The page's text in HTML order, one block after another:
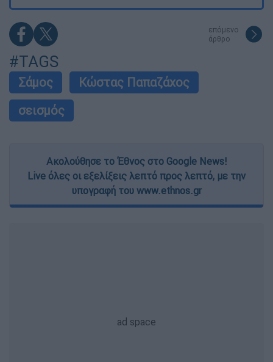
επόμενο
άρθρο
#TAGS
Σάμος
Κώστας Παπαζάχος
σεισμός
Ακολούθησε το Έθνος στο Google News!
Live όλες οι εξελίξεις λεπτό προς λεπτό, με την
υπογραφή του www.ethnos.gr